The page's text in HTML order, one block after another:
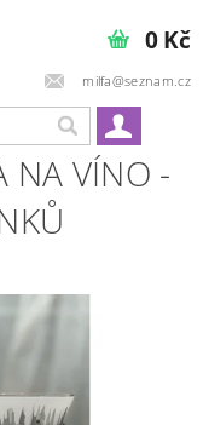
milfa@seznam.cz
0 Kč
NA VÍNO -